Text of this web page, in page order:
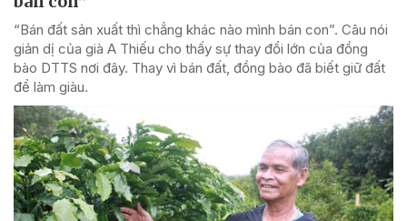
“Bán đất sản xuất thì chẳng khác nào mình bán con”. Câu nói
giản dị của già A Thiếu cho thấy sự thay đổi lớn của đồng
bào DTTS nơi đây. Thay vì bán đất, đồng bào đã biết giữ đất
để làm giàu.